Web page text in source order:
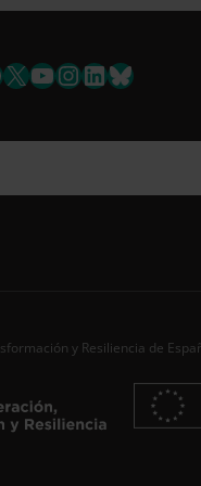
X YouTube
Instagram
LinkedIn
Bluesky
y Resiliencia de